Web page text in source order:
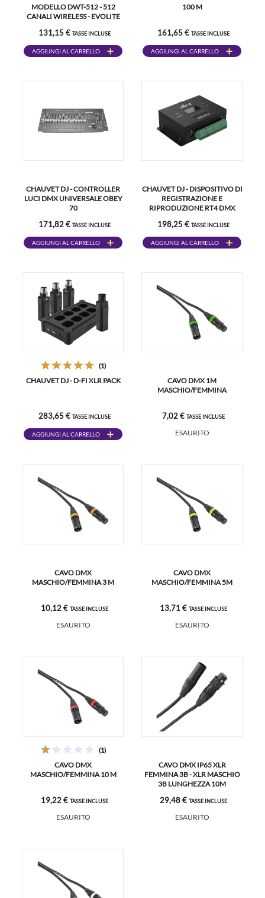
MODELLO DWT-512 - 512
CANALI WIRELESS - EVOLITE
131,15 € TASSE INCLUSE
AGGIUNGI AL CARRELLO
100 M
161,65 € TASSE INCLUSE
AGGIUNGI AL CARRELLO
CHAUVET DJ - CONTROLLER
LUCI DMX UNIVERSALE OBEY
70
171,82 € TASSE INCLUSE
AGGIUNGI AL CARRELLO
CHAUVET DJ - DISPOSITIVO DI
REGISTRAZIONE E
RIPRODUZIONE RT4 DMX
198,25 € TASSE INCLUSE
AGGIUNGI AL CARRELLO
(1)
CHAUVET DJ - D-FI XLR PACK
283,65 € TASSE INCLUSE
AGGIUNGI AL CARRELLO
CAVO DMX 1M
MASCHIO/FEMMINA
7,02 € TASSE INCLUSE
ESAURITO
CAVO DMX
MASCHIO/FEMMINA 3 M
10,12 € TASSE INCLUSE
ESAURITO
CAVO DMX
MASCHIO/FEMMINA 5M
13,71 € TASSE INCLUSE
ESAURITO
(1)
CAVO DMX
MASCHIO/FEMMINA 10 M
19,22 € TASSE INCLUSE
ESAURITO
CAVO DMX IP65 XLR
FEMMINA 3B - XLR MASCHIO
3B LUNGHEZZA 10M
29,48 € TASSE INCLUSE
ESAURITO